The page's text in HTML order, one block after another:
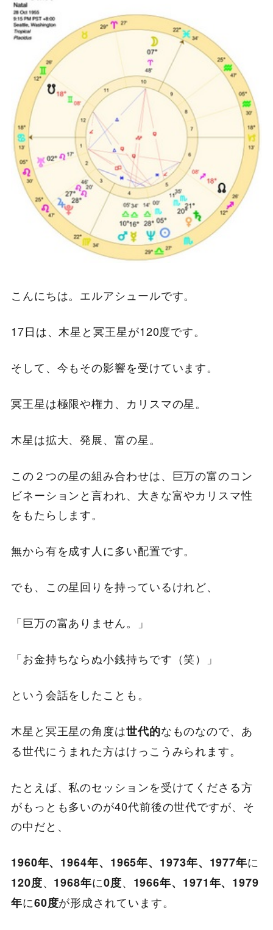
こんにちは。エルアシュールです。
17日は、木星と冥王星が120度です。
そして、今もその影響を受けています。
冥王星は極限や権力、カリスマの星。
木星は拡大、発展、富の星。
この２つの星の組み合わせは、巨万の富のコン
ビネーションと言われ、大きな富やカリスマ性
をもたらします。
無から有を成す人に多い配置です。
でも、この星回りを持っているけれど、
「巨万の富ありません。」
「お金持ちならぬ小銭持ちです（笑）」
という会話をしたことも。
木星と冥王星の角度は世代的なものなので、あ
る世代にうまれた方はけっこうみられます。
たとえば、私のセッションを受けてくださる方
がもっとも多いのが40代前後の世代ですが、そ
の中だと、
1960年、1964年、1965年、1973年、1977年に
120度、 1968年に0度、 1966年、1971年、1979
年に60度が形成されています。